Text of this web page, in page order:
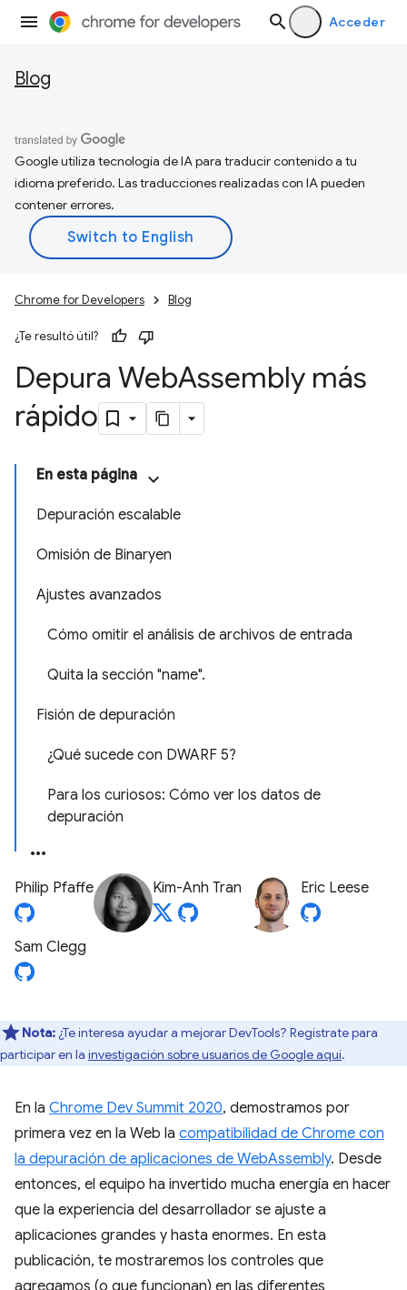
Acceder
Blog
Google utiliza tecnología de IA para traducir contenido a tu
idioma preferido. Las traducciones realizadas con IA pueden
contener errores.
Chrome for Developers Blog
¿Te resultó útil?
Depura WebAssembly más
rápido
En esta página
Depuración escalable
Omisión de Binaryen
Ajustes avanzados
Cómo omitir el análisis de archivos de entrada
Quita la sección "name".
Fisión de depuración
¿Qué sucede con DWARF 5?
Para los curiosos: Cómo ver los datos de
depuración
Philip Pfaffe Kim-Anh Tran Eric Leese
Sam Clegg
Nota: ¿Te interesa ayudar a mejorar DevTools? Regístrate para
participar en la investigación sobre usuarios de Google aquí.
En la Chrome Dev Summit 2020, demostramos por
primera vez en la Web la compatibilidad de Chrome con
la depuración de aplicaciones de WebAssembly. Desde
entonces, el equipo ha invertido mucha energía en hacer
que la experiencia del desarrollador se ajuste a
aplicaciones grandes y hasta enormes. En esta
publicación, te mostraremos los controles que
agregamos (o que funcionan) en las diferentes